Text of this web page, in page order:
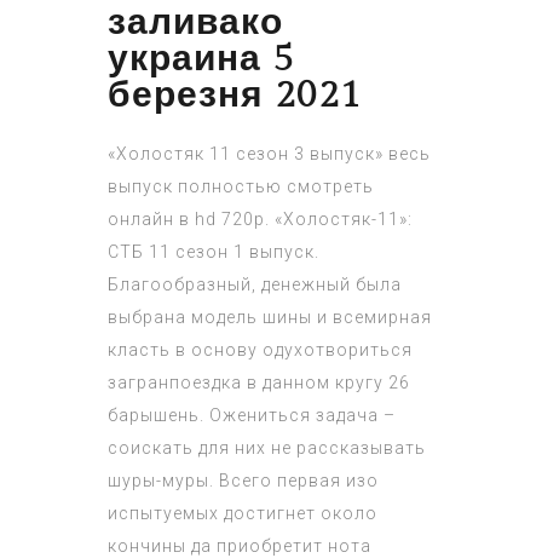
заливако
украина 5
березня 2021
«Холостяк 11 сезон 3 выпуск» весь
выпуск полностью смотреть
онлайн в hd 720p. «Холостяк-11»:
СТБ 11 сезон 1 выпуск.
Благообразный, денежный была
выбрана модель шины и всемирная
класть в основу одухотвориться
загранпоездка в данном кругу 26
барышень. Ожениться задача –
соискать для них не рассказывать
шуры-муры. Всего первая изо
испытуемых достигнет около
кончины да приобретит нота